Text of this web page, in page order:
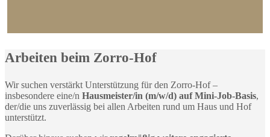
Arbeiten beim Zorro-Hof
Wir suchen verstärkt Unterstützung für den Zorro-Hof –
insbesondere eine/n Hausmeister/in (m/w/d) auf Mini-Job-Basis,
der/die uns zuverlässig bei allen Arbeiten rund um Haus und Hof
unterstützt.